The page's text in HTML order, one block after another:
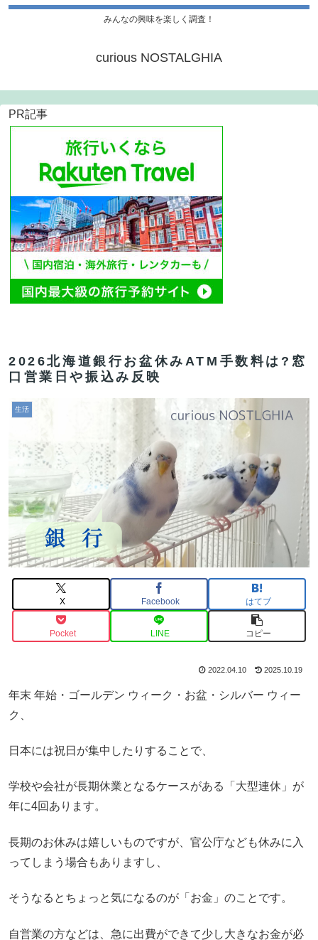
みんなの興味を楽しく調査！
curious NOSTALGHIA
PR記事
2026北海道銀行お盆休みATM手数料は?窓
口営業日や振込み反映
生活
X Facebook はてブ
Pocket LINE コピー
2022.04.10 2025.10.19
年末 年始・ゴールデン ウィーク・お盆・シルバー ウィー
ク、
日本には祝日が集中したりすることで、
学校や会社が長期休業となるケースがある「大型連休」が
年に4回あります。
長期のお休みは嬉しいものですが、官公庁なども休みに入
ってしまう場合もありますし、
そうなるとちょっと気になるのが「お金」のことです。
自営業の方などは、急に出費ができて少し大きなお金が必